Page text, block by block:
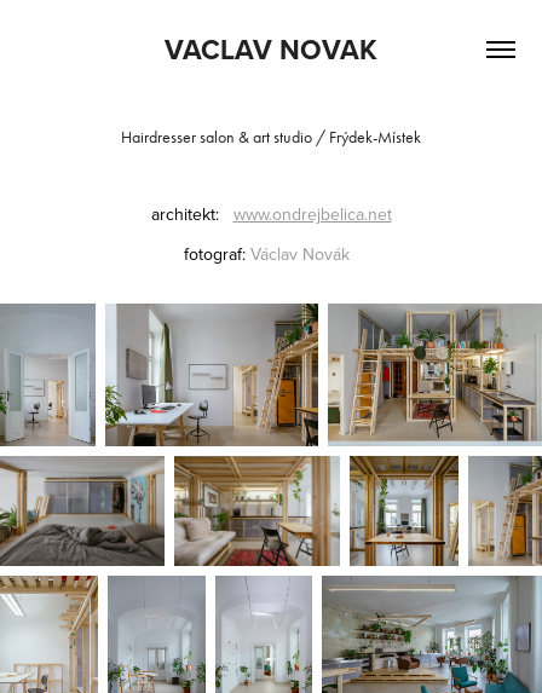
VACLAV NOVAK
Hairdresser salon & art studio / Frýdek-Místek
architekt: www.ondrejbelica.net
fotograf: Václav Novák